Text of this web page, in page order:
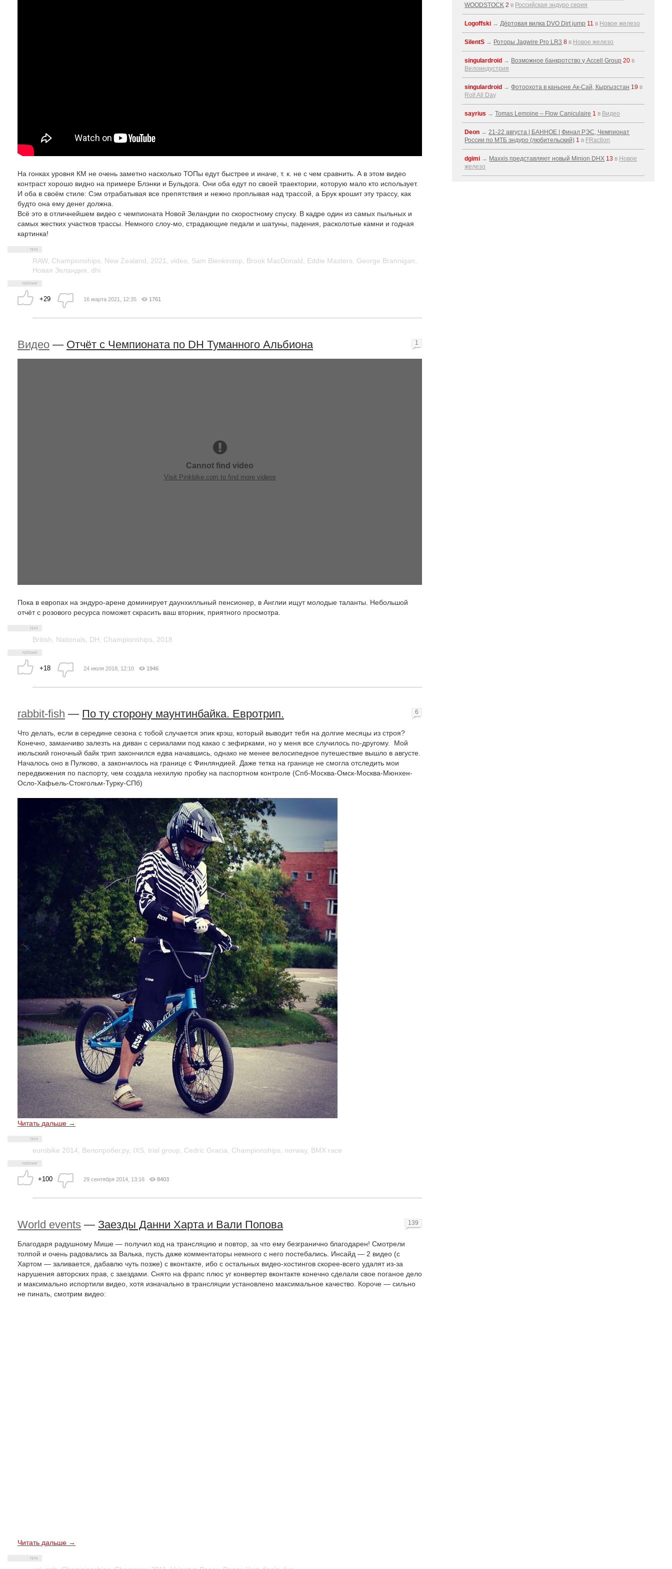
На гонках уровня КМ не очень заметно насколько ТОПы едут быстрее и иначе, т. к. не с чем сравнить. А в этом видео
контраст хорошо видно на примере Блэнки и Бульдога. Они оба едут по своей траектории, которую мало кто использует.
И оба в своём стиле: Сэм отрабатывая все препятствия и нежно проплывая над трассой, а Брук крошит эту трассу, как
будто она ему денег должна.
Всё это в отличнейшем видео с чемпионата Новой Зеландии по скоростному спуску. В кадре один из самых пыльных и
самых жестких участков трассы. Немного слоу-мо, страдающие педали и шатуны, падения, расколотые камни и годная
картинка!
RAW, Championships New Zealand 2021 video Sam Blenkinsop Brook MacDonald Eddie Masters George Brannigan
Новая Зеландия
dhi
+29 16 марта 2021, 12:35 1761
Видео — Отчёт с Чемпионата по DH Туманного Альбиона
Пока в европах на эндуро-арене доминирует даунхилльный пенсионер, в Англии ищут молодые таланты. Небольшой
отчёт с розового ресурса поможет скрасить ваш вторник, приятного просмотра.
British Nationals DH Championships 2018
+18
1
24 июля 2018, 12:10 1946
rabbit-fish — По ту сторону маунтинбайка. Евротрип.
Что делать, если в середине сезона с тобой случается эпик крэш, который выводит тебя на долгие месяцы из строя?
Конечно, заманчиво залезть на диван с сериалами под какао с зефирками, но у меня все случилось по-другому. Мой
июльский гоночный байк трип закончился едва начавшись, однако не менее велосипедное путешествие вышло в августе.
Началось оно в Пулково, а закончилось на границе с Финляндией. Даже тетка на границе не смогла отследить мои
передвижения по паспорту, чем создала нехилую пробку на паспортном контроле (Спб-Москва-Омск-Москва-Мюнхен-
Осло-Хафьель-Стокгольм-Турку-СПб)
Читать дальше →
eurobike 2014 Велопробег.ру, IXS trial group Cedric Gracia Championships norway, BMX race
+100
6
29 сентября 2014, 13:16 8403
World events — Заезды Данни Харта и Вали Попова
Благодаря радушному Мише — получил код на трансляцию и повтор, за что ему безгранично благодарен! Смотрели
толпой и очень радовались за Валька, пусть даже комментаторы немного с него постебались. Инсайд — 2 видео (с
Хартом — заливается, дабавлю чуть позже) с вконтакте, ибо с остальных видео-хостингов скорее-всего удалят из-за
нарушения авторских прав, с заездами. Снято на фрапс плюс уг конвертер вконтакте конечно сделали свое поганое дело
и максимально испортили видео, хотя изначально в трансляции установлено максимальное качество. Короче — сильно
не пинать, смотрим видео:
Читать дальше →
139
WOODSTOCK 2 в Российская эндуро серия
Logoffski →Дёртовая вилка DVO Dirt jump 11 в Новое железо
SilentS → Роторы Jagwire Pro LR3 8 в Новое железо
singulardroid → Возможное банкротство у Accell Group 20 в
Велоиндустрия
singulardroid →Фотоохота в каньоне Ак-Cай, Кыргызстан 19 в
Roll All Day
sayrius →Tomas Lemoine – Flow Caniculaire 1 в Видео
Deon →21-22 августа | БАННОЕ | Финал РЭС, Чемпионат
России по МТБ эндуро (любительский) 1 в FRaction
dgimi → Maxxis представляют новый Minion DHX 13 в Новое
железо